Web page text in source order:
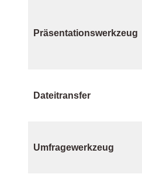
Präsentationswerkzeug
Dateitransfer
Umfragewerkzeug